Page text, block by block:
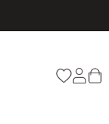
Favorilerim